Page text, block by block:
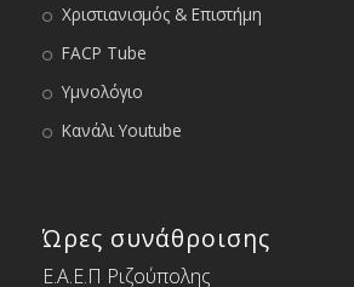
Χριστιανισμός & Επιστήμη
FACP Tube
Υμνολόγιο
Κανάλι Youtube
Ώρες συνάθροισης
Ε.Α.Ε.Π Ριζούπολης